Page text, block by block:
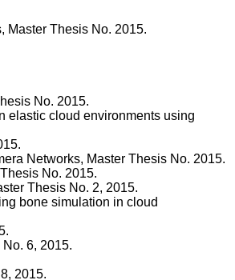
Master Thesis No. 2015.
No. 2015.
elastic cloud environments using
Networks, Master Thesis No. 2015.
No. 2015.
Thesis No. 2, 2015.
bone simulation in cloud
6, 2015.
2015.